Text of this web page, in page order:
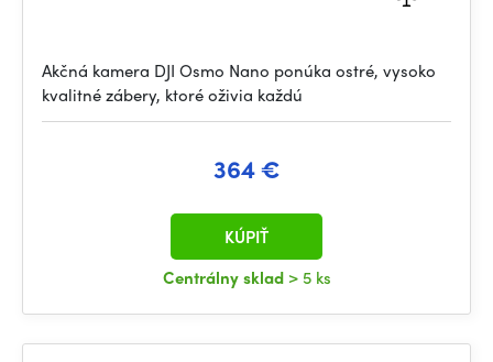
Akčná kamera DJI Osmo Nano ponúka ostré, vysoko
kvalitné zábery, ktoré oživia každú
364 €
Centrálny sklad > 5 ks
KÚPIŤ